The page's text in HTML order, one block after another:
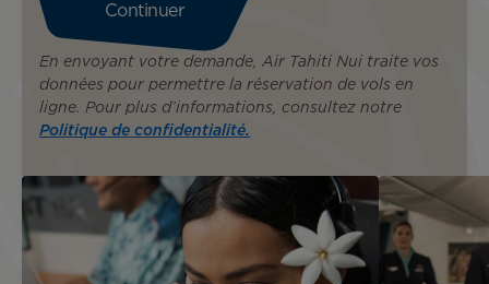
En envoyant votre demande, Air Tahiti Nui traite vos
données pour permettre la réservation de vols en
ligne. Pour plus d’informations, consultez notre
Politique de confidentialité.